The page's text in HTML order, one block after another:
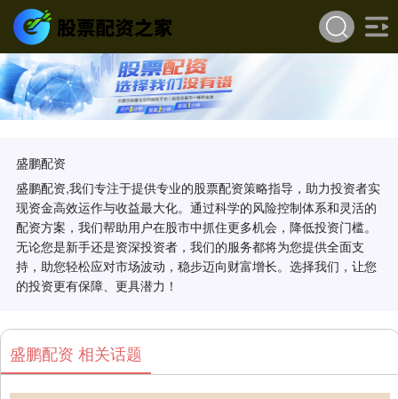
盛鹏配资
盛鹏配资,我们专注于提供专业的股票配资策略指导，助力投资者实
现资金高效运作与收益最大化。通过科学的风险控制体系和灵活的
配资方案，我们帮助用户在股市中抓住更多机会，降低投资门槛。
无论您是新手还是资深投资者，我们的服务都将为您提供全面支
持，助您轻松应对市场波动，稳步迈向财富增长。选择我们，让您
的投资更有保障、更具潜力！
盛鹏配资 相关话题